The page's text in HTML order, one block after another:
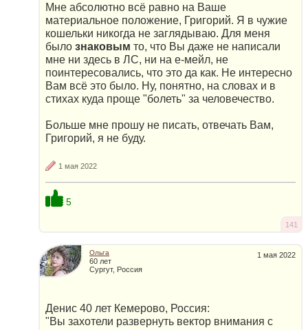
Мне абсолютно всё равно на Ваше
материальное положение, Григорий. Я в чужие
кошельки никогда не заглядываю. Для меня
было знаковым то, что Вы даже не написали
мне ни здесь в ЛС, ни на е-мейл, не
поинтересовались, что это да как. Не интересно
Вам всё это было. Ну, понятно, на словах и в
стихах куда проще "болеть" за человечество.
Больше мне прошу не писать, отвечать Вам,
Григорий, я не буду.
1 мая 2022
5
141
1 мая 2022
Ольга
60 лет
Сургут, Россия
Денис 40 лет Кемерово, Россия:
"Вы захотели развернуть вектор внимания с